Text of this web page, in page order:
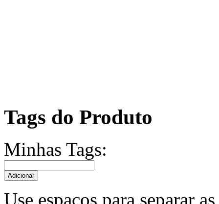
Tags do Produto
Minhas Tags:
Adicionar
Use espaços para separar